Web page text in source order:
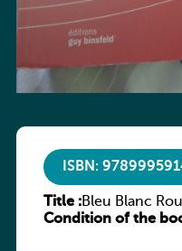
ISBN:
Title :Bleu Blanc
Condition of the